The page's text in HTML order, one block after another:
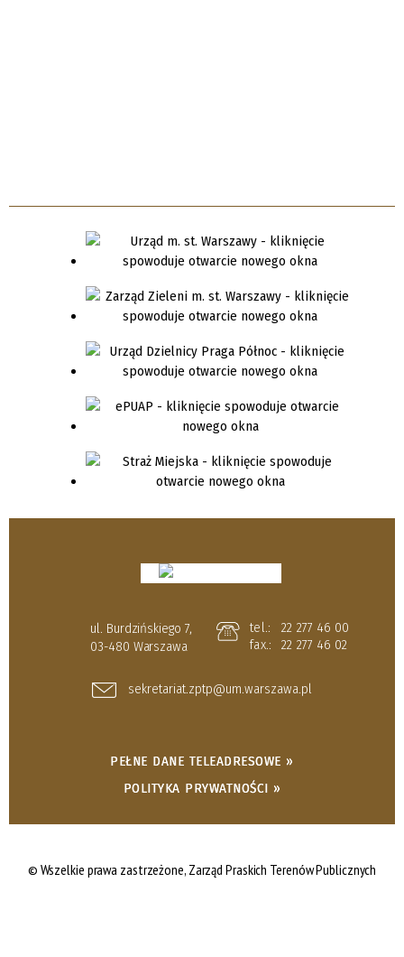
ul. Burdzińskiego 7,
03-480 Warszawa
tel.:
22 277 46 00
fax.:
22 277 46 02
sekretariat.zptp@um.warszawa.pl
PEŁNE DANE TELEADRESOWE »
POLITYKA PRYWATNOŚCI »
© Wszelkie prawa zastrzeżone, Zarząd Praskich Terenów Publicznych